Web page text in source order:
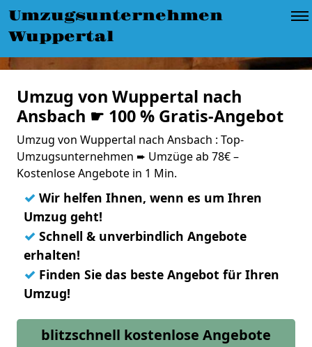
Umzugsunternehmen
Wuppertal
Umzug von Wuppertal nach
Ansbach ☛ 100 % Gratis-Angebot
Umzug von Wuppertal nach Ansbach : Top-
Umzugsunternehmen ➨ Umzüge ab 78€ –
Kostenlose Angebote in 1 Min.
✓ Wir helfen Ihnen, wenn es um Ihren
Umzug geht!
✓ Schnell & unverbindlich Angebote
erhalten!
✓ Finden Sie das beste Angebot für Ihren
Umzug!
blitzschnell kostenlose Angebote